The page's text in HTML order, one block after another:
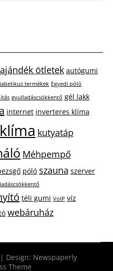
ajándék ötletek autógumi
termékek Egyedi póló
gyulladáscsökkentő gél lakk
internet inverteres klíma
klíma kutyatáp
Méhpempő
póló szauna szerver
téli gumi VoIP víz
webáruház
| Design: Newspaperly
Theme